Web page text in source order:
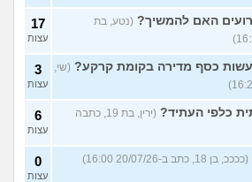
האם להמשיך? (נטע, בת
17
עצות
כסף מדירה בקומת קרקע? (שי,
3
עצות
כלפי העתיד?
(ירין, בת 19, כתבה
6
עצות
(ככככ, בן 18, כתב ב-20/07/26 16:00) 0
עצות